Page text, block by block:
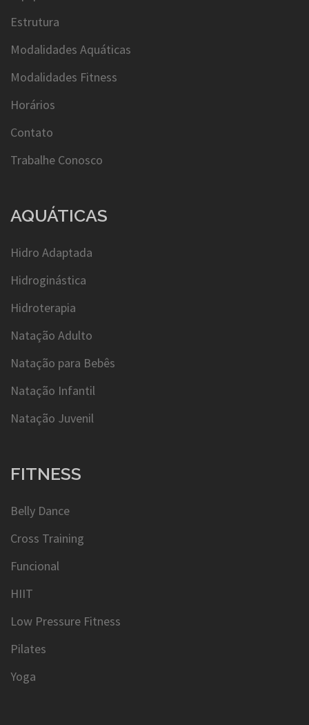
Estrutura
Modalidades Aquáticas
Modalidades Fitness
Horários
Contato
Trabalhe Conosco
AQUÁTICAS
Hidro Adaptada
Hidroginástica
Hidroterapia
Natação Adulto
Natação para Bebês
Natação Infantil
Natação Juvenil
FITNESS
Belly Dance
Cross Training
Funcional
HIIT
Low Pressure Fitness
Pilates
Yoga